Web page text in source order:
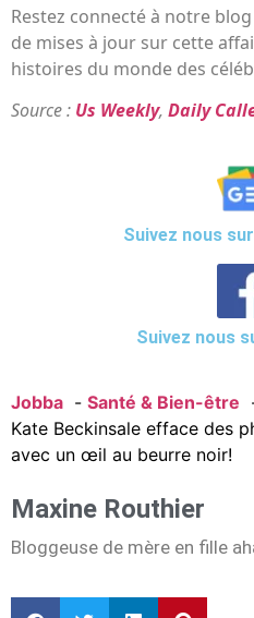
Restez connecté à notre
de mises à jour sur cette
histoires du monde des
Source : Us Weekly, Daily
Suivez nous
Suivez nous
Jobba
Santé & Bien-être
Kate Beckinsale efface des
avec un œil au beurre noir!
Maxine Routhier
Bloggeuse de mère en fille